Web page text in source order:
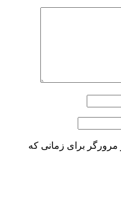
مرورگر برای زمانی که